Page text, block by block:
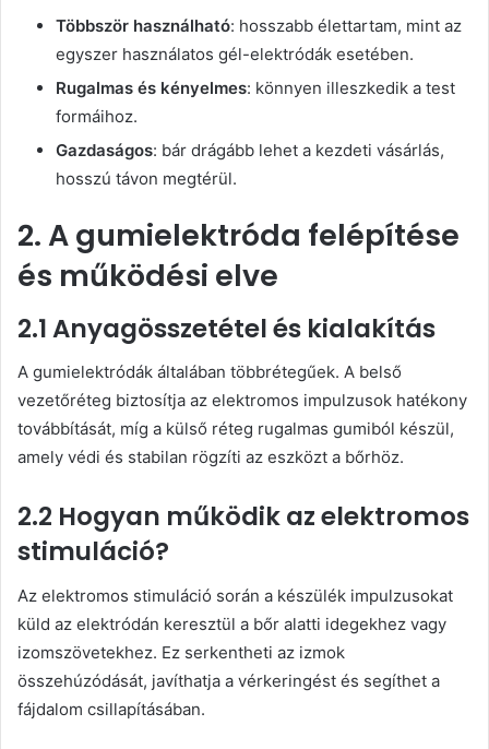
Többször használható: hosszabb élettartam, mint az
egyszer használatos gél-elektródák esetében.
Rugalmas és kényelmes: könnyen illeszkedik a test
formáihoz.
Gazdaságos: bár drágább lehet a kezdeti vásárlás,
hosszú távon megtérül.
2. A gumielektróda felépítése
és működési elve
2.1 Anyagösszetétel és kialakítás
A gumielektródák általában többrétegűek. A belső
vezetőréteg biztosítja az elektromos impulzusok hatékony
továbbítását, míg a külső réteg rugalmas gumiból készül,
amely védi és stabilan rögzíti az eszközt a bőrhöz.
2.2 Hogyan működik az elektromos
stimuláció?
Az elektromos stimuláció során a készülék impulzusokat
küld az elektródán keresztül a bőr alatti idegekhez vagy
izomszövetekhez. Ez serkentheti az izmok
összehúzódását, javíthatja a vérkeringést és segíthet a
fájdalom csillapításában.